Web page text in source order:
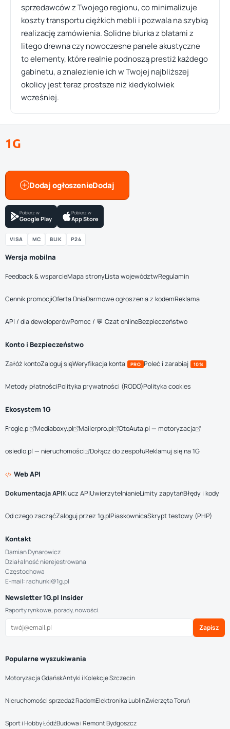
sprzedawców z Twojego regionu, co minimalizuje
koszty transportu ciężkich mebli i pozwala na szybką
realizację zamówienia. Solidne biurka z blatami z
litego drewna czy nowoczesne panele akustyczne
to elementy, które realnie podnoszą prestiż każdego
gabinetu, a znalezienie ich w Twojej najbliższej
okolicy jest teraz prostsze niż kiedykolwiek
wcześniej.
1G
Dodaj ogłoszenie
Pobierz w
Google Play
Pobierz w
App Store
VISA MC BLIK P24
Wersja mobilna
Feedback & wsparcieMapa stronyLista województwRegulamin
Cennik promocjiOferta DniaDarmowe ogłoszenia z kodemReklama
API / dla deweloperówPomoc / 💬 Czat onlineBezpieczeństwo
Konto i Bezpieczeństwo
Załóż kontoZaloguj sięWeryfikacja konta PRO Poleć i zarabiaj 10%
Metody płatnościPolityka prywatności (RODO)Polityka cookies
Ekosystem 1G
Frogle.pl Mediaboxy.pl Mailerpro.pl OtoAuta.pl — motoryzacja
osiedlo.pl — nieruchomości Dołącz do zespołuReklamuj się na 1G
Web API
Dokumentacja APIKlucz APIUwierzytelnianieLimity zapytańBłędy i kody
Od czego zacząćZaloguj przez 1g.plPiaskownicaSkrypt testowy (PHP)
Kontakt
Damian Dynarowicz
Działalność nierejestrowana
Częstochowa
E-mail: rachunki@1g.pl
Newsletter 1G.pl Insider
Raporty rynkowe, porady, nowości.
Zapisz
Popularne wyszukiwania
Motoryzacja GdańskAntyki i Kolekcje Szczecin
Nieruchomości sprzedaż RadomElektronika LublinZwierzęta Toruń
Sport i Hobby ŁódźBudowa i Remont Bydgoszcz